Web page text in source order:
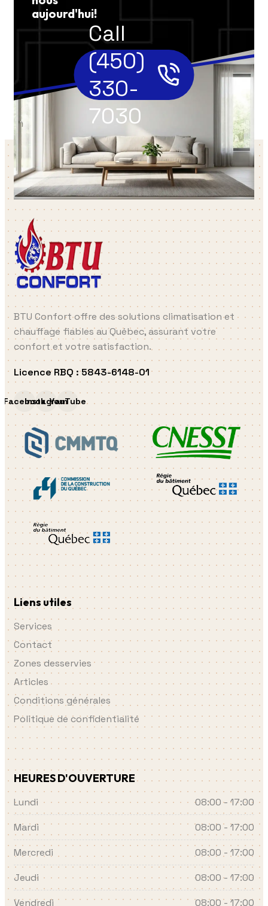
aujourd'hui!
Call
(450)
330-
7030
BTU Confort offre des solutions climatisation et
chauffage fiables au Québec, assurant votre
confort et votre satisfaction.
Licence RBQ : 5843-6148-01
FacebookInstagramYouTube
Liens utiles
Services
Contact
Zones desservies
Articles
Conditions générales
Politique de confidentialité
HEURES D'OUVERTURE
Lundi
08:00 - 17:00
Mardi
08:00 - 17:00
Mercredi
08:00 - 17:00
Jeudi
08:00 - 17:00
Vendredi
08:00 - 17:00